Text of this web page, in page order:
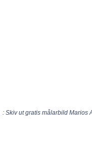
: Skiv ut gratis målarbild Marios